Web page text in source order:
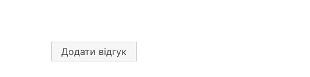
Додати відгук